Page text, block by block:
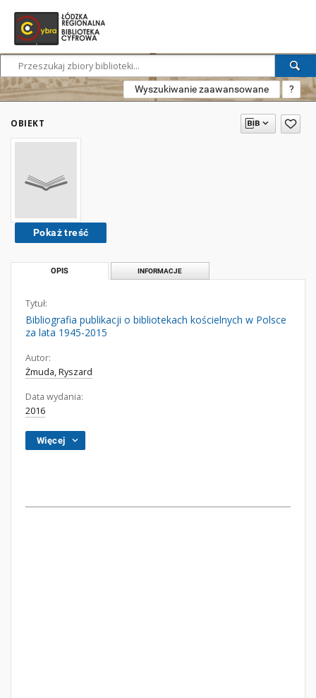
Wyszukiwanie zaawansowane ?
OBIEKT
Pokaż treść
OPIS INFORMACJE
Tytuł:
Bibliografia publikacji o bibliotekach kościelnych w Polsce
za lata 1945-2015
Autor:
Żmuda, Ryszard
Data wydania:
2016
Więcej